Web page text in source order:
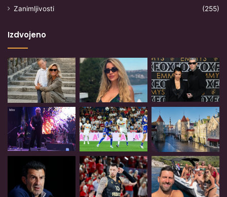
Zanimljivosti
(255)
Izdvojeno